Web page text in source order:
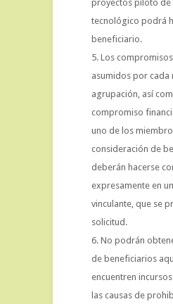
proyectos piloto de
tecnológico podrá
beneficiario.
Los
asumidos por cada
agrupación, así
compromiso
uno de los
consideración de
deberán hacerse
expresamente en
vinculante, que se
solicitud.
No podrán
de beneficiarios
encuentren
las causas de